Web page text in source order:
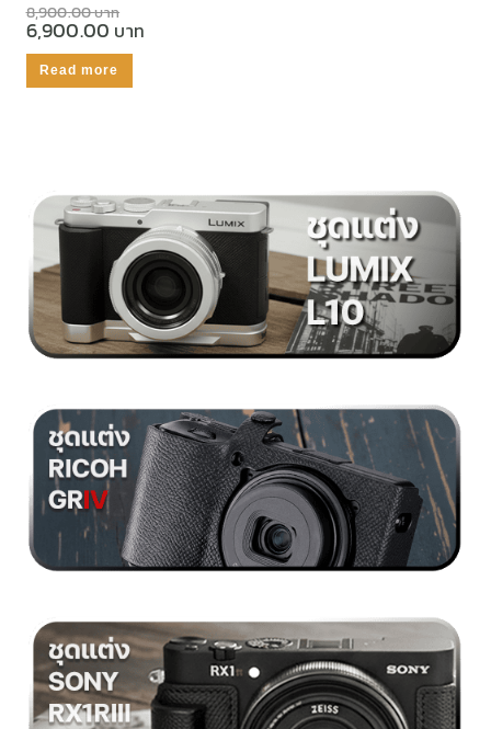
8,900.00
6,900.00
Read more